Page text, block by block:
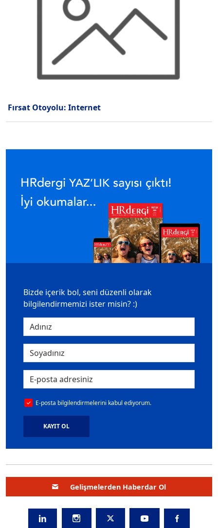
Fırsat Otoyolu: Internet
Bizde içerik bol, seni düzenli olarak
bilgilendirmemizi ister misin? :)
E-posta bilgilendirmelerini kabul ediyorum.
KAYIT OL
Gelişmelerden Haberdar Ol